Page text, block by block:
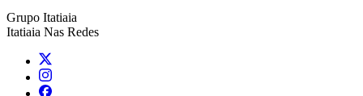
Grupo Itatiaia
Itatiaia Nas Redes